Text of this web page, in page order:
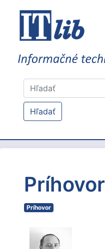
Hľadať
Príhovor
Príhovor